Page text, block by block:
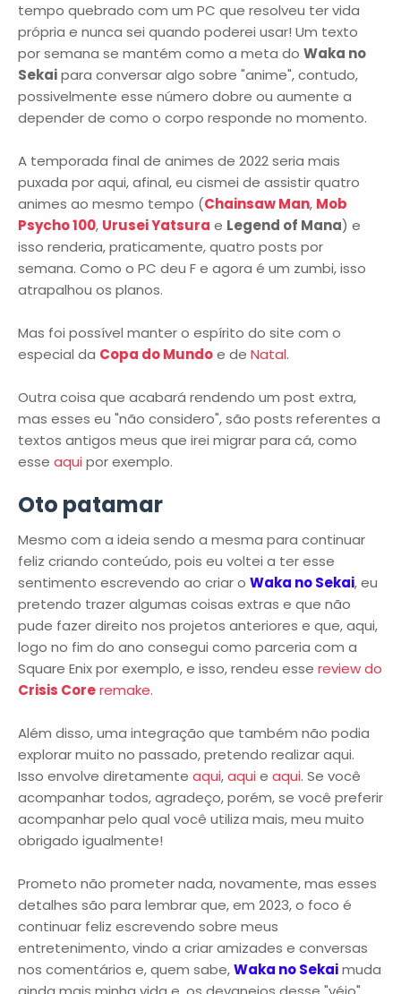
tempo quebrado com um PC que resolveu ter vida
própria e nunca sei quando poderei usar! Um texto
por semana se mantém como a meta do Waka no
Sekaipara conversar algo sobre "anime", contudo,
possivelmente esse número dobre ou aumente a
depender de como o corpo responde no momento.
A temporada final de animes de 2022 seria mais
puxada por aqui, afinal, eu cismei de assistir quatro
animes ao mesmo tempo (Chainsaw Man, Mob
Psycho 100, Urusei Yatsura e Legend of Mana) e
isso renderia, praticamente, quatro posts por
semana. Como o PC deu F e agora é um zumbi, isso
atrapalhou os planos.
Mas foi possível manter o espírito do site com o
especial da Copa do Mundoe de Natal.
Outra coisa que acabará rendendo um post extra,
mas esses eu "não considero", são posts referentes a
textos antigos meus que irei migrar para cá, como
esse aqui por exemplo.
Oto patamar
Mesmo com a ideia sendo a mesma para continuar
feliz criando conteúdo, pois eu voltei a ter esse
sentimento escrevendo ao criar o Waka no Sekai, eu
pretendo trazer algumas coisas extras e que não
pude fazer direito nos projetos anteriores e que, aqui,
logo no fim do ano consegui como parceria com a
Square Enix por exemplo, e isso, rendeu esse review do
Crisis Coreremake.
Além disso, uma integração que também não podia
explorar muito no passado, pretendo realizar aqui.
Isso envolve diretamente aqui,aqui e aqui. Se você
acompanhar todos, agradeço, porém, se você preferir
acompanhar pelo qual você utiliza mais, meu muito
obrigado igualmente!
Prometo não prometer nada, novamente, mas esses
detalhes são para lembrar que, em 2023, o foco é
continuar feliz escrevendo sobre meus
entretenimento, vindo a criar amizades e conversas
nos comentários e, quem sabe,Waka no Sekaimuda